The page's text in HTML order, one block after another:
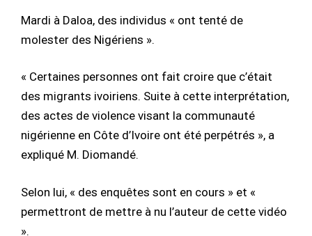
Mardi à Daloa, des individus « ont tenté de
molester des Nigériens ».
« Certaines personnes ont fait croire que c’était
des migrants ivoiriens. Suite à cette interprétation,
des actes de violence visant la communauté
nigérienne en Côte d’Ivoire ont été perpétrés », a
expliqué M. Diomandé.
Selon lui, « des enquêtes sont en cours » et «
permettront de mettre à nu l’auteur de cette vidéo
».